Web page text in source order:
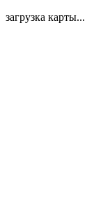
загрузка карты...